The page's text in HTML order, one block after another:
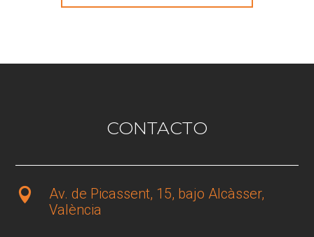
CONTACTO

Av. de Picassent, 15, bajo Alcàsser,
València